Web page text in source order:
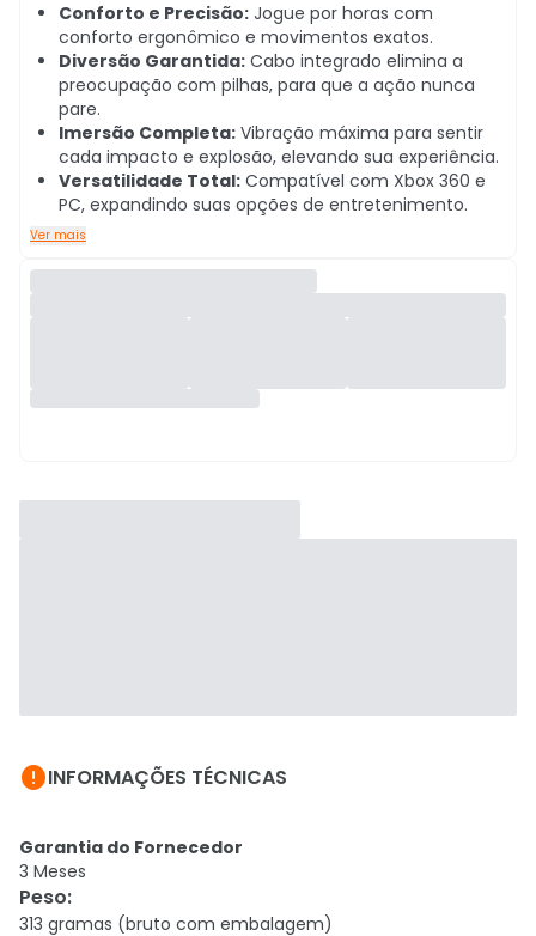
Conforto e Precisão: Jogue por horas com
conforto ergonômico e movimentos exatos.
Diversão Garantida: Cabo integrado elimina a
preocupação com pilhas, para que a ação nunca
pare.
Imersão Completa: Vibração máxima para sentir
cada impacto e explosão, elevando sua experiência.
Versatilidade Total: Compatível com Xbox 360 e
PC, expandindo suas opções de entretenimento.
Ver mais
INFORMAÇÕES TÉCNICAS
Garantia do Fornecedor
3 Meses
Peso:
313 gramas (bruto com embalagem)